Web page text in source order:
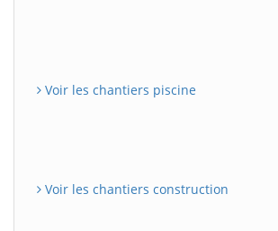
Voir les chantiers piscine
Voir les chantiers construction